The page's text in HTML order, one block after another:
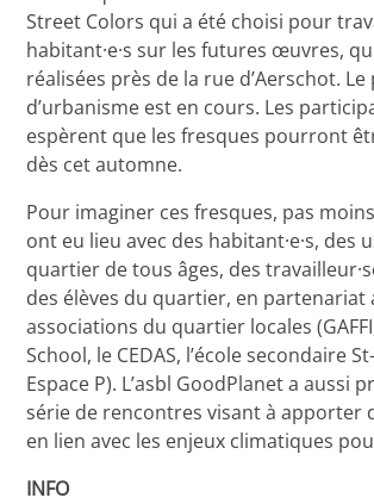
Street Colors qui a été choisi pour
habitant·e·s sur les futures œuvres,
réalisées près de la rue d’Aerschot. Le
d’urbanisme est en cours. Les
espèrent que les fresques pourront
dès cet automne.
Pour imaginer ces fresques, pas
ont eu lieu avec des habitant·e·s, des
quartier de tous âges, des
des élèves du quartier, en partenariat
associations du quartier locales
School, le CEDAS, l’école secondaire
Espace P). L’asbl GoodPlanet a aussi
série de rencontres visant à apporter
en lien avec les enjeux climatiques
INFO